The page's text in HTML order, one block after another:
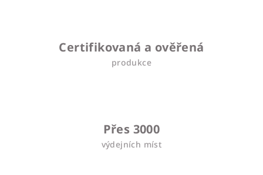
Certifikovaná a ověřená
produkce
Přes 3000
výdejních míst